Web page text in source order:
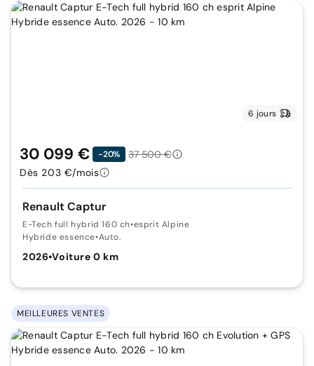
6 jours
Renault Captur
E-Tech full hybrid 160 ch•esprit Alpine
Hybride essence•Auto.
2026•Voiture 0 km
30 099 € -20%
37 500 €
Dès 203 €/mois
MEILLEURES VENTES